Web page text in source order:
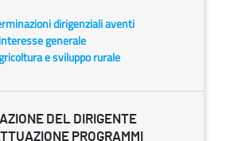
dirigenziali aventi
generale
e sviluppo rurale
DEL DIRIGENTE
PROGRAMMI